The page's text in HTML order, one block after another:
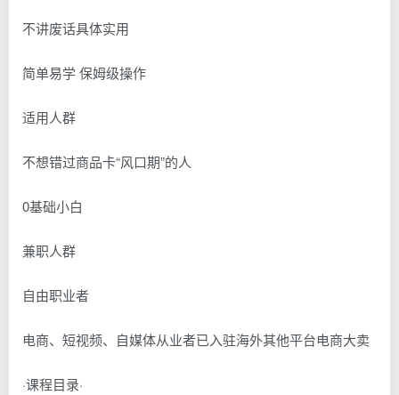
不讲废话具体实用
简单易学 保姆级操作
适用人群
不想错过商品卡“风口期”的人
0基础小白
兼职人群
自由职业者
电商、短视频、自媒体从业者已入驻海外其他平台电商大卖
·课程目录·